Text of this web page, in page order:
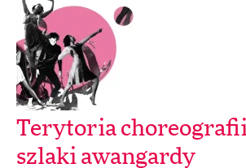
Terytoria
szlaki awangardy